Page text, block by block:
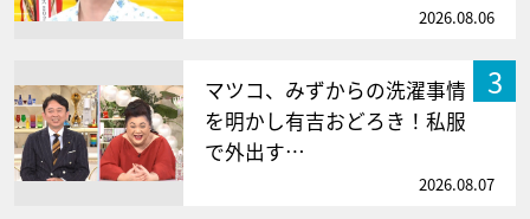
2026.08.06
3
マツコ、みずからの洗濯事情
を明かし有吉おどろき！私服
で外出す…
2026.08.07